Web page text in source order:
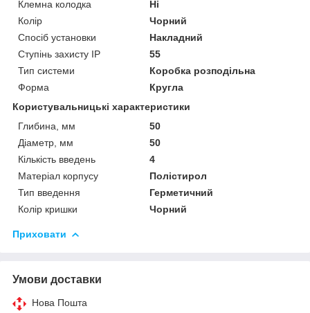
Клемна колодка
Ні
Колір
Чорний
Спосіб установки
Накладний
Ступінь захисту IP
55
Тип системи
Коробка розподільна
Форма
Кругла
Користувальницькі характеристики
Глибина, мм
50
Діаметр, мм
50
Кількість введень
4
Матеріал корпусу
Полістирол
Тип введення
Герметичний
Колір кришки
Чорний
Приховати
Умови доставки
Нова Пошта